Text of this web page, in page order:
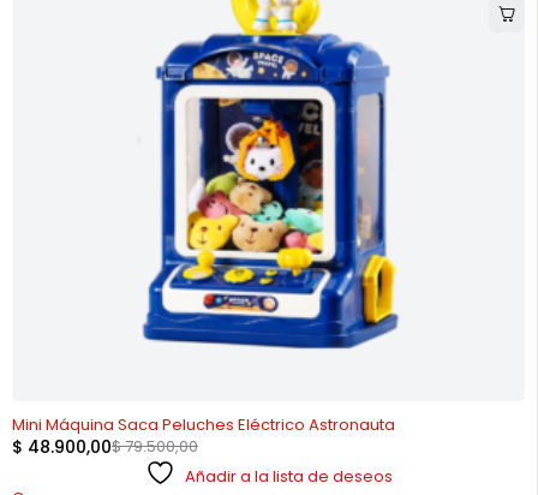
-38%
Mini Máquina Saca Peluches Eléctrico Astronauta
$79.500,00
$ 48.900,00
Añadir a la lista de deseos